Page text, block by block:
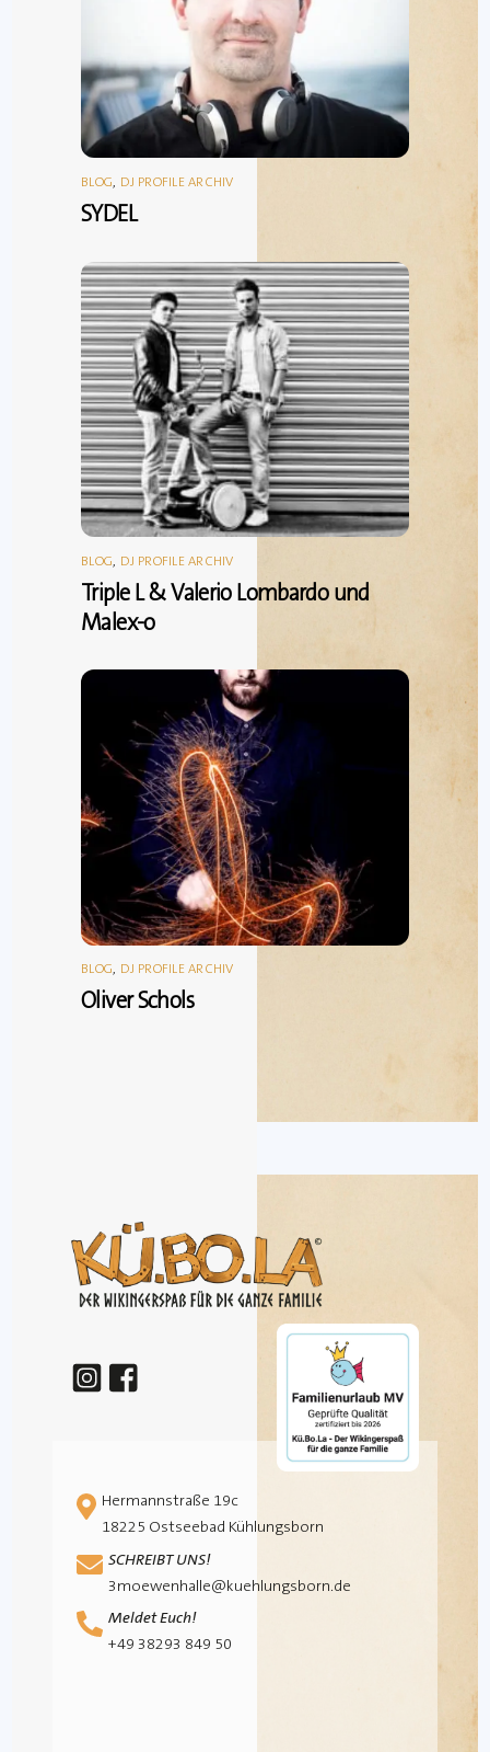
BLOG, DJ PROFILE ARCHIV
SYDEL
BLOG, DJ PROFILE ARCHIV
Triple L & Valerio Lombardo und
Malex-o
BLOG, DJ PROFILE ARCHIV
Oliver Schols
Hermannstraße 19c
18225 Ostseebad Kühlungsborn
SCHREIBT UNS!
3moewenhalle@kuehlungsborn.de
Meldet Euch!
+49 38293 849 50